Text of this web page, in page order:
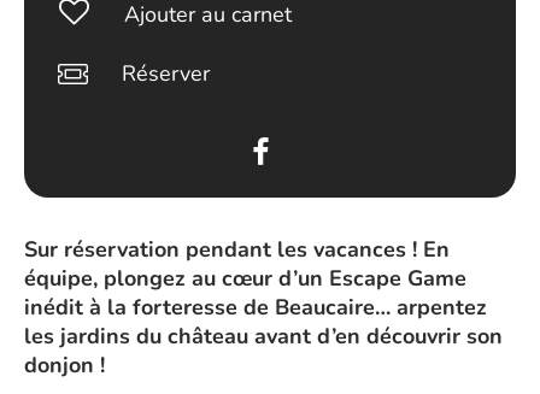
Sur réservation pendant les vacances ! En
équipe, plongez au cœur d’un Escape Game
inédit à la forteresse de Beaucaire… arpentez
les jardins du château avant d’en découvrir son
donjon !
Ajouter au carnet
Réserver